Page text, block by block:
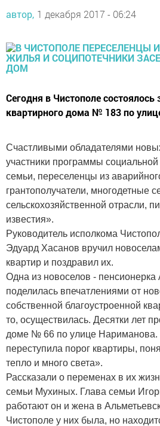
автор, 1 декабря 2017 - 06:24
Сегодня в Чистополе состоялось
квартирного дома № 183 по
Счастливыми обладателями
участники программы
семьи, переселенцы из
грантополучатели, многодетные
сельскохозяйственной отрасли,
известия».
Руководитель исполкома
Эдуард Хасанов вручил
квартир и поздравил их.
Одна из новоселов -
поделилась впечатлениями от
собственной благоустроенной
то, осуществилась. Десятки лет
доме № 66 по улице Нариманова.
переступила порог квартиры,
тепло и много света».
Рассказали о переменах в их
семьи Мухиных. Глава семьи
работают он и жена в
Чистополе у них была, но